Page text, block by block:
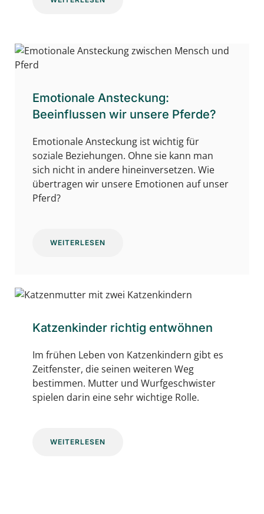
Emotionale Ansteckung:
Beeinflussen wir unsere Pferde?
Emotionale Ansteckung ist wichtig für
soziale Beziehungen. Ohne sie kann man
sich nicht in andere hineinversetzen. Wie
übertragen wir unsere Emotionen auf unser
Pferd?
WEITERLESEN
Katzenkinder richtig entwöhnen
Im frühen Leben von Katzenkindern gibt es
Zeitfenster, die seinen weiteren Weg
bestimmen. Mutter und Wurfgeschwister
spielen darin eine sehr wichtige Rolle.
WEITERLESEN